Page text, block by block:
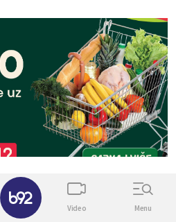
uz PerSu Extra. A ti? Saznaj
Video Menu
✕